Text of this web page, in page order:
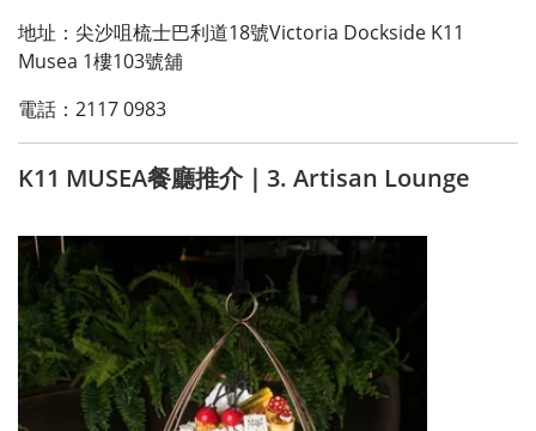
地址：尖沙咀梳士巴利道18號Victoria Dockside K11
Musea 1樓103號舖
電話：2117 0983
K11 MUSEA餐廳推介｜3. Artisan Lounge